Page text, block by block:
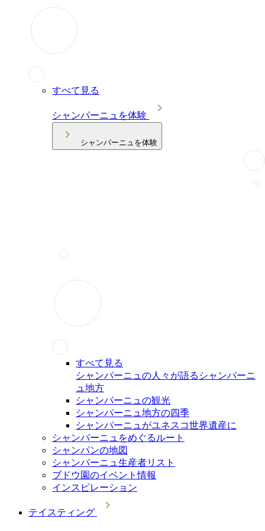
すべて見る
シャンパーニュを体験
シャンパーニュを体験
すべて見る
シャンパーニュの人々が語るシャンパーニ
ュ地方
シャンパーニュの観光
シャンパーニュ地方の四季
シャンパーニュがユネスコ世界遺産に
シャンパーニュをめぐるルート
シャンパンの地図
シャンパーニュ生産者リスト
ブドウ園のイベント情報
インスピレーション
テイスティング